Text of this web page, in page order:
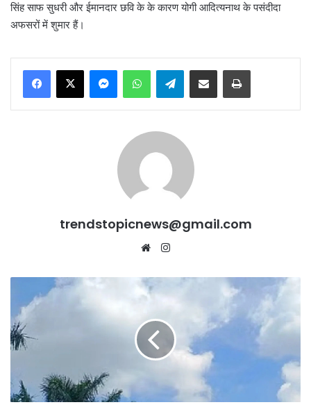
सिंह साफ सुधरी और ईमानदार छवि के के कारण योगी आदित्यनाथ के पसंदीदा
अफसरों में शुमार हैं।
MessengerWhatsAppTelegramShare via Email Print
trendstopicnews@gmail.com
Website
मौसम
साफ,
अब
खुश्क:
सिरसा